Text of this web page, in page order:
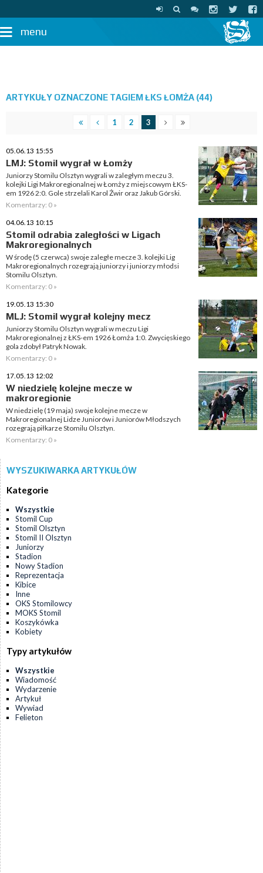
menu
ARTYKUŁY OZNACZONE TAGIEM ŁKS ŁOMŻA (44)
1 2 3
05.06.13 15:55
LMJ: Stomil wygrał w Łomży
Juniorzy Stomilu Olsztyn wygrali w zaległym meczu 3.
kolejki Ligi Makroregionalnej w Łomży z miejscowym ŁKS-
em 1926 2:0. Gole strzelali Karol Żwir oraz Jakub Górski.
Komentarzy: 0 »
04.06.13 10:15
Stomil odrabia zaległości w Ligach
Makroregionalnych
W środę (5 czerwca) swoje zaległe mecze 3. kolejki Lig
Makroregionalnych rozegrają juniorzy i juniorzy młodsi
Stomilu Olsztyn.
Komentarzy: 0 »
19.05.13 15:30
MLJ: Stomil wygrał kolejny mecz
Juniorzy Stomilu Olsztyn wygrali w meczu Ligi
Makroregionalnej z ŁKS-em 1926 Łomża 1:0. Zwycięskiego
gola zdobył Patryk Nowak.
Komentarzy: 0 »
17.05.13 12:02
W niedzielę kolejne mecze w
makroregionie
W niedzielę (19 maja) swoje kolejne mecze w
Makroregionalnej Lidze Juniorów i Juniorów Młodszych
rozegrają piłkarze Stomilu Olsztyn.
Komentarzy: 0 »
WYSZUKIWARKA ARTYKUŁÓW
Kategorie
Wszystkie
Stomil Cup
Stomil Olsztyn
Stomil II Olsztyn
Juniorzy
Stadion
Nowy Stadion
Reprezentacja
Kibice
Inne
OKS Stomilowcy
MOKS Stomil
Koszykówka
Kobiety
Typy artykułów
Wszystkie
Wiadomość
Wydarzenie
Artykuł
Wywiad
Felieton